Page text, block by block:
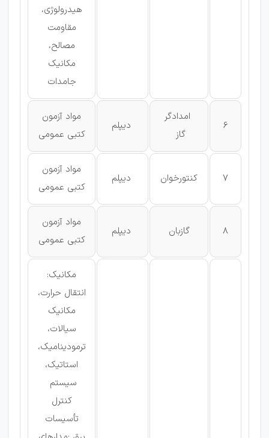
هیدرولوژی،
مقاومت
مصالح،
مکانیک
جامدات
6
امدادگر
گاز
دیپلم
مواد آزمون
كتبی عمومی
7 كنتورخوان دیپلم
مواد آزمون
كتبی عمومی
8 گازبان دیپلم
مواد آزمون
كتبی عمومی
مکانیک:
انتقال حرارت،
مکانیک
سیالات،
ترمودینامیک،
استاتیک،
سیستم
كنترل
تأسیسات